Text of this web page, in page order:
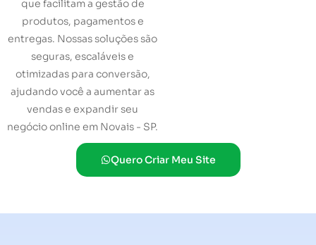
que facilitam a gestão de
produtos, pagamentos e
entregas. Nossas soluções são
seguras, escaláveis e
otimizadas para conversão,
ajudando você a aumentar as
vendas e expandir seu
negócio online em Novais - SP.
Quero Criar Meu Site